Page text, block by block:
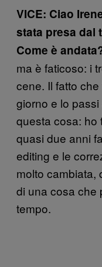
VICE: Ciao
stata presa dal
Come è
ma è faticoso: i
cene. Il fatto
giorno e lo passi
questa cosa: ho
quasi due anni
editing e le
molto cambiata,
di una cosa che
tempo.